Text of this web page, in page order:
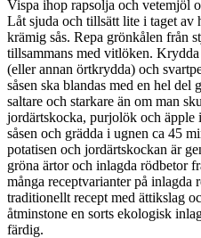
Vispa ihop rapsolja och vetemjöl
Låt sjuda och tillsätt lite i taget av
krämig sås. Repa grönkålen från
tillsammans med vitlöken.
(eller annan örtkrydda) och
såsen ska blandas med en hel del
saltare och starkare än om man
jordärtskocka, purjolök och
såsen och grädda i ugnen ca 45
potatisen och jordärtskockan är
gröna ärtor och inlagda rödbetor
många receptvarianter på inlagda
traditionellt recept med ättikslag
åtminstone en sorts ekologisk
färdig.